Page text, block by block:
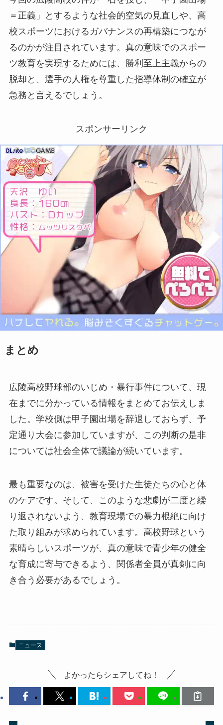
＝正義」とするような社会的空気の見直しや、高
校スポーツにおけるガバナンスの再構築につなが
るのかが注目されています。真の意味でのスポー
ツ教育を実現するためには、勝利至上主義からの
脱却と、選手の人権を尊重した指導体制の確立が
急務と言えるでしょう。
スポンサーリンク
まとめ
広陵高校野球部のいじめ・暴行事件について、現
在までに分かっている情報をまとめてお伝えしま
した。学校側は甲子園出場を辞退しておらず、予
定通り大会に参加していますが、この判断の是非
については社会全体で議論が続いています。
最も重要なのは、被害を受けた生徒たちの心と体
のケアです。そして、このような悲劇が二度と繰
り返されないよう、教育現場での暴力根絶に向け
た取り組みが求められています。高校野球という
素晴らしいスポーツが、真の意味で青少年の健全
な育成に寄与できるよう、関係者全員が真剣に向
き合う必要があるでしょう。
ニュース
よかったらシェアしてね！